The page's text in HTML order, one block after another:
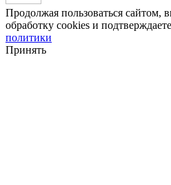
Продолжая пользоваться сайтом,
обработку cookies и
политики
Принять